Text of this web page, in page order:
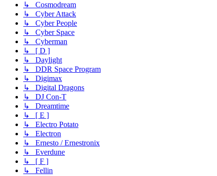
↳ Cosmodream
↳ Cyber Attack
↳ Cyber People
↳ Cyber Space
↳ Cyberman
↳ [ D ]
↳ Daylight
↳ DDR Space Program
↳ Digimax
↳ Digital Dragons
↳ DJ Con-T
↳ Dreamtime
↳ [ E ]
↳ Electro Potato
↳ Electron
↳ Ernesto / Ernestronix
↳ Everdune
↳ [ F ]
↳ Fellin